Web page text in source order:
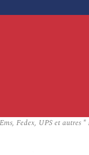
Fedex, UPS et